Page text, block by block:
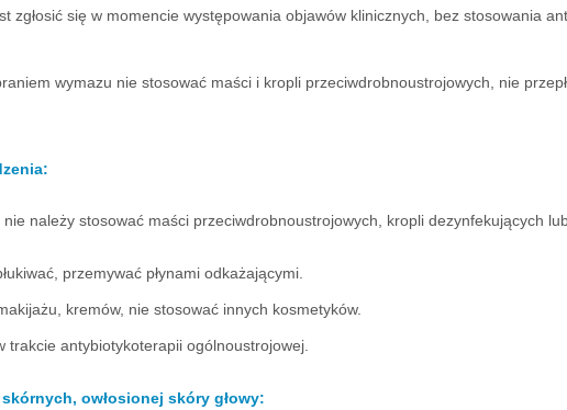
zgłosić się w momencie występowania objawów klinicznych, bez stosowania
wymazu nie stosować maści i kropli przeciwdrobnoustrojowych, nie
należy stosować maści przeciwdrobnoustrojowych, kropli dezynfekujących
przemywać płynami odkażającymi.
kremów, nie stosować innych kosmetyków.
trakcie antybiotykoterapii ogólnoustrojowej.
owłosionej skóry głowy: